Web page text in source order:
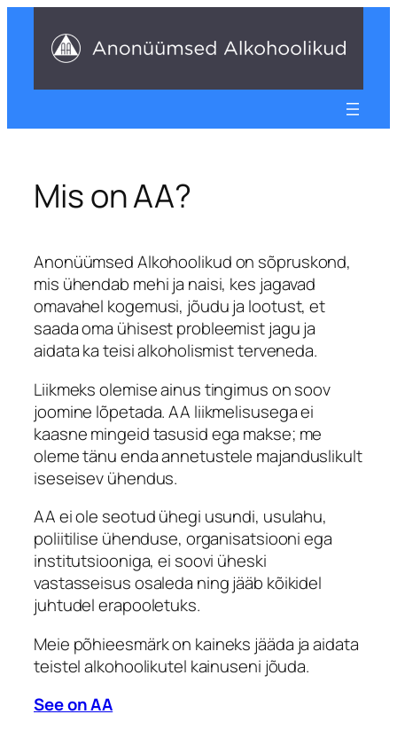
juurde
Mis on AA?
Anonüümsed Alkohoolikud on sõpruskond,
mis ühendab mehi ja naisi, kes jagavad
omavahel kogemusi, jõudu ja lootust, et
saada oma ühisest probleemist jagu ja
aidata ka teisi alkoholismist terveneda.
Liikmeks olemise ainus tingimus on soov
joomine lõpetada. AA liikmelisusega ei
kaasne mingeid tasusid ega makse; me
oleme tänu enda annetustele majanduslikult
iseseisev ühendus.
AA ei ole seotud ühegi usundi, usulahu,
poliitilise ühenduse, organisatsiooni ega
institutsiooniga, ei soovi üheski
vastasseisus osaleda ning jääb kõikidel
juhtudel erapooletuks.
Meie põhieesmärk on kaineks jääda ja aidata
teistel alkohoolikutel kainuseni jõuda.
See on AA